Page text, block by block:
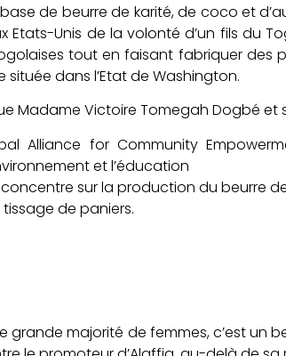
de beurre de karité, de coco et
Etats-Unis de la volonté d’un fils du
tout en faisant fabriquer des
dans l’Etat de Washington.
Madame Victoire Tomegah Dogbé et
Alliance for Community
et l’éducation
sur la production du beurre
de paniers.
grande majorité de femmes, c’est un